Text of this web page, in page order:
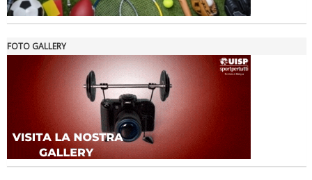
La formazione Uisp rallenta ma prosegue anche in estate
FOTO GALLERY